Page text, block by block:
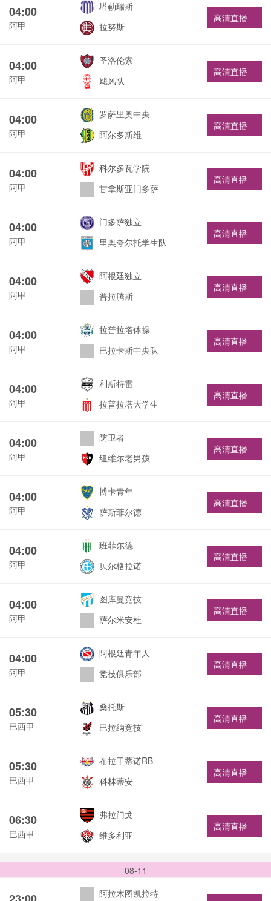
04:00
阿甲
塔勒瑞斯
拉努斯
高清直播
04:00
阿甲
圣洛伦索
飓风队
高清直播
04:00
阿甲
罗萨里奥中央
阿尔多斯维
高清直播
04:00
阿甲
科尔多瓦学院
甘拿斯亚门多萨
高清直播
04:00
阿甲
门多萨独立
里奥夸尔托学生队
高清直播
04:00
阿甲
阿根廷独立
普拉腾斯
高清直播
04:00
阿甲
拉普拉塔体操
巴拉卡斯中央队
高清直播
04:00
阿甲
利斯特雷
拉普拉塔大学生
高清直播
04:00
阿甲
防卫者
纽维尔老男孩
高清直播
04:00
阿甲
博卡青年
萨斯菲尔德
高清直播
04:00
阿甲
班菲尔德
贝尔格拉诺
高清直播
04:00
阿甲
图库曼竞技
萨尔米安杜
高清直播
04:00
阿甲
阿根廷青年人
竞技俱乐部
高清直播
05:30
巴西甲
桑托斯
巴拉纳竞技
高清直播
05:30
巴西甲
布拉干蒂诺RB
科林蒂安
高清直播
06:30
巴西甲
弗拉门戈
维多利亚
高清直播
08-11
阿拉木图凯拉特